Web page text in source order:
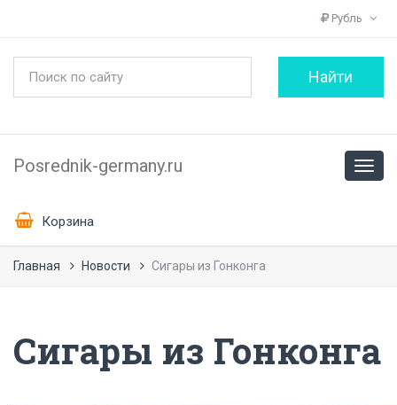
Рубль
Posrednik-germany.ru
Корзина
Главная Новости Сигары из Гонконга
Сигары из Гонконга